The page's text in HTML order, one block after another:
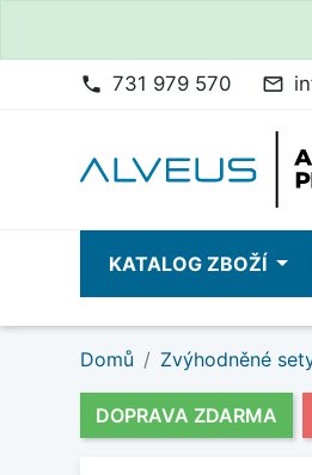
phone 731 979 570 mail_outline
KATALOG ZBOŽÍ
Domů Zvýhodněné
DOPRAVA ZDARMA